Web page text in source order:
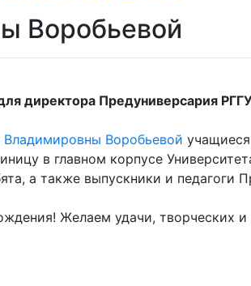
Воробьевой
директора Предуниверсария
Воробьевой
в главном корпусе
а также выпускники и педагоги
Желаем удачи, творческих и